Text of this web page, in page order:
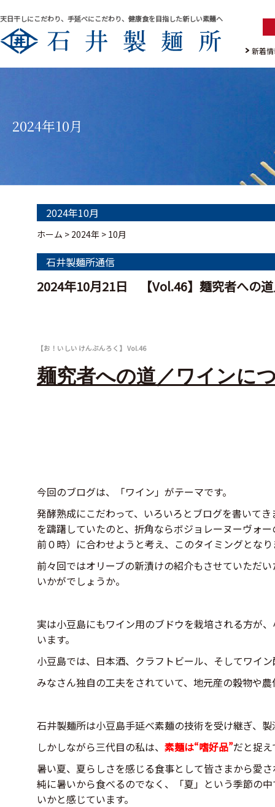
天日干しにこだわり、手延べにこだわり、健康食を目指した新しい素麺へ
新着
2024年10月
2024年10月
ホーム > 2024年 > 10月
石井製麺所通信
2024年10月21日 【Vol.46】麺究者への
【お！いしい けんぶんろく】 Vol.46
麺究者への道／ワインに
今回のブログは、「ワイン」がテーマです。
発酵熟成にこだわって、いろいろとブログを書いて
を躊躇していたのと、折角ならボジョレーヌーヴォ
前０時）に合わせようと考え、このタイミングとな
前々回ではオリーブの新漬けの紹介もさせていただ
いかがでしょうか。
実は小豆島にもワイン用のブドウを栽培される方が
います。
小豆島では、日本酒、クラフトビール、そしてワイ
みなさん独自の工夫をされていて、地元産の穀物や
石井製麺所は小豆島手延べ素麺の技術を受け継ぎ、
しかしながら三代目の私は、 素麺は“嗜好品”だと捉
暑い夏、夏らしさを感じる食事として皆さまから愛
純に暑いから食べるのでなく、「夏」という季節の
いかと感じています。